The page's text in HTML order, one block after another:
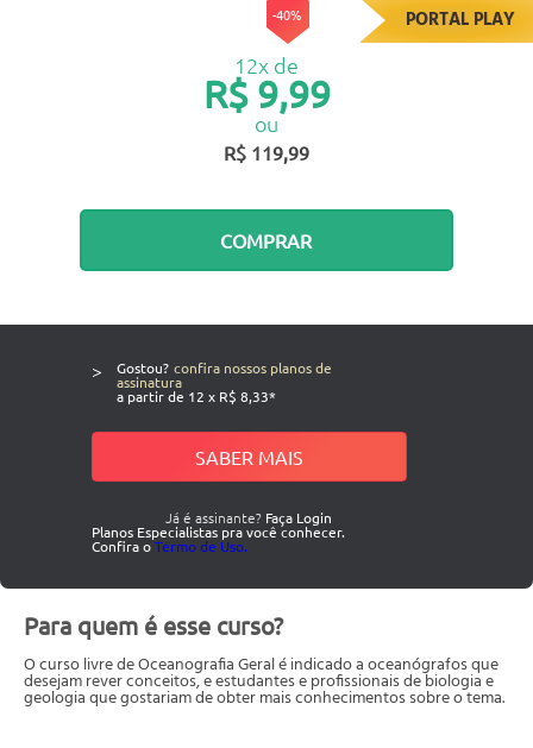
-40% PORTAL PLAY
R$ 119,99
12x de
R$ 9,99
ou
COMPRAR
> Gostou? confira nossos planos de
assinatura
a partir de 12 x R$ 8,33*
SABER MAIS
Já é assinante? Faça Login
Planos Especialistas pra você conhecer.
Confira oTermo de Uso.
Para quem é esse curso?
O curso livre de Oceanografia Geral é indicado a oceanógrafos que
desejam rever conceitos, e estudantes e profissionais de biologia e
geologia que gostariam de obter mais conhecimentos sobre o tema.